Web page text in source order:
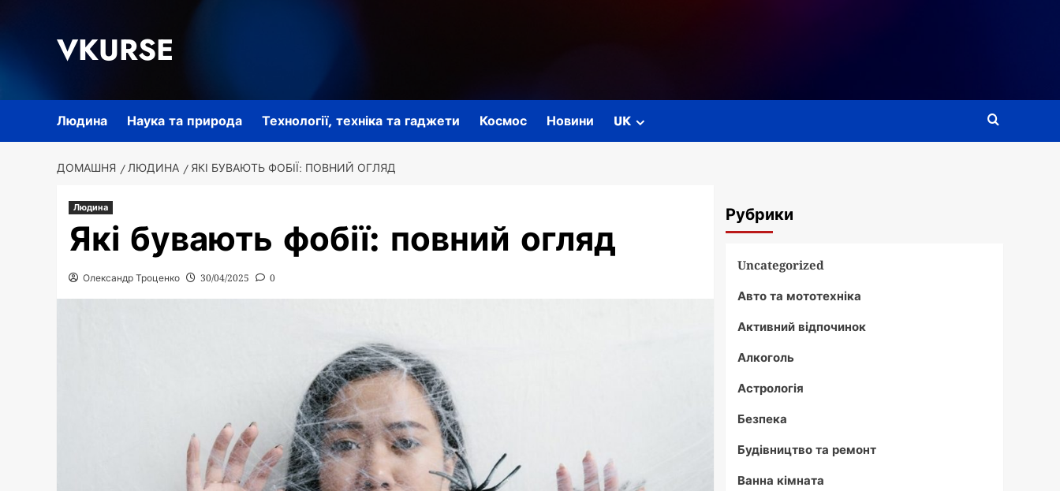
VKURSE
Людина Наука та природа Технології, техніка та гаджети Космос Новини UK
ДОМАШНЯ ЛЮДИНА ЯКІ БУВАЮТЬ ФОБІЇ: ПОВНИЙ ОГЛЯД
Людина
Які бувають фобії: повний огляд
Олександр Троценко 30/04/2025 0
Рубрики
Uncategorized
Авто та мототехніка
Активний відпочинок
Алкоголь
Астрологія
Безпека
Будівництво та ремонт
Ванна кімната